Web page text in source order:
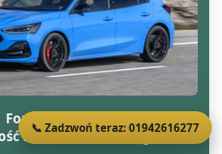
Ford focus lx tdci
złomowania w Leigh
📞 Zadzwoń teraz: 01942616277